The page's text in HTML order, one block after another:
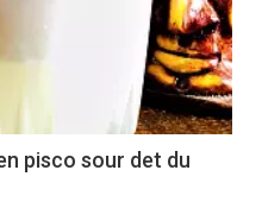
pisco sour det du